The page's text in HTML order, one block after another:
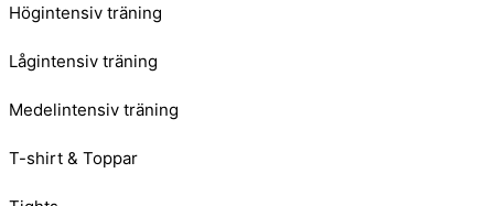
Högintensiv träning
Lågintensiv träning
Medelintensiv träning
T-shirt & Toppar